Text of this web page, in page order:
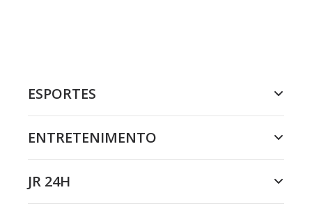
ESPORTES
ENTRETENIMENTO
JR 24H